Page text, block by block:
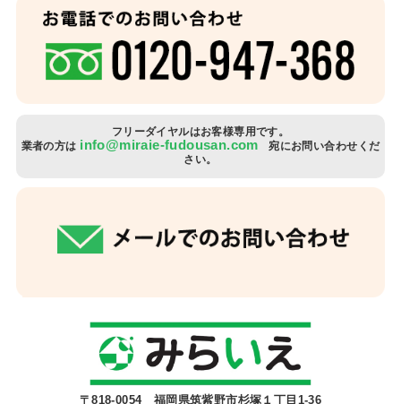
フリーダイヤルはお客様専用です。
業者の方は info@miraie-fudousan.com
宛にお問い合わせくだ
さい。
〒818-0054 福岡県筑紫野市杉塚１丁目1-36